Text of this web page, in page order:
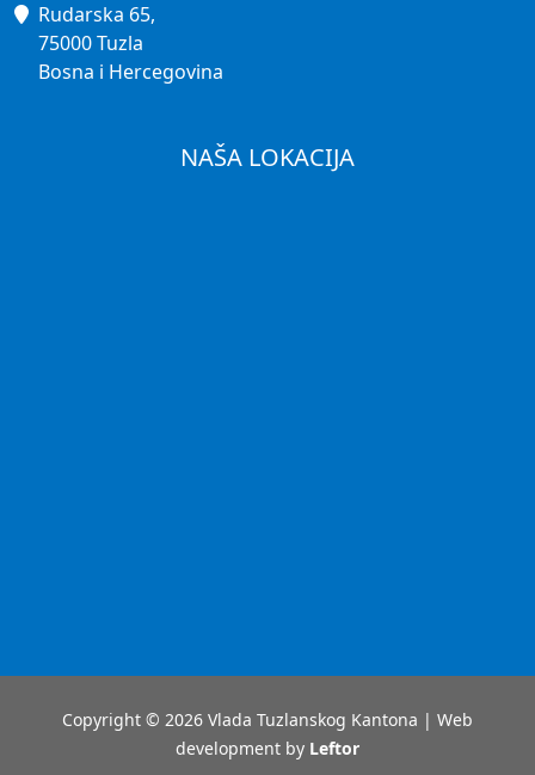
Rudarska 65,
75000 Tuzla
Bosna i Hercegovina
NAŠA LOKACIJA
Copyright © 2026 Vlada Tuzlanskog Kantona | Web
development by Leftor